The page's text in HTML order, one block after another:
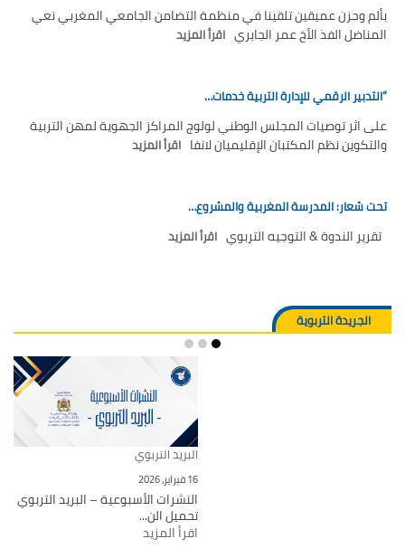
بألم وحزن عميقين تلقينا في منظمة التضامن الجامعي المغربي نعي
المناضل الفذ الأخ عمر الجابري اقرأ المزيد
“التدبير الرقمي للإدارة التربية خدمات…
على اثر توصيات المجلس الوطني لولوج المراكز الجهوية لمهن التربية
والتكوين نظم المكتبان الإقليميان لانفا اقرأ المزيد
تحت شعار: المدرسة المغربية والمشروع…
تقرير الندوة & التوجيه التربوي اقرأ المزيد
الجريدة التربوية
البريد التربوي
16 فبراير، 2026
النشرات الأسبوعية – البريد التربوي
تحميل الن...
اقرأ المزيد